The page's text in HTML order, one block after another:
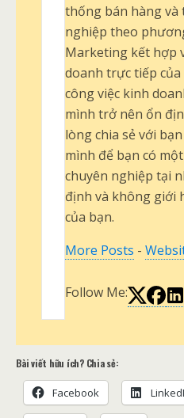
thống bán hàng và
nghiệp theo
Marketing kết hợp
doanh trực tiếp
công việc kinh
mình trở nên ổn
lòng chia sẻ với
mình để bạn có
chuyên nghiệp tại
định và không giới
của bạn.
More Posts -
Follow Me:
Bài viết hữu ích? Chia sẻ:
Facebook